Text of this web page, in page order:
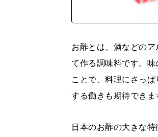
お酢とは、酒などの
て作る調味料です。
ことで、料理にさっ
する働きも期待できま
日本のお酢の大きな